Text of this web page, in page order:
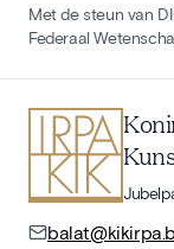
Met de steun van
Federaal